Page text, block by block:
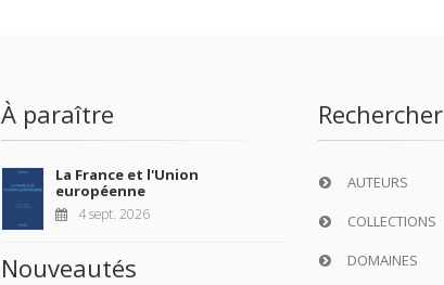
À paraître
La France et l'Union
européenne
4 sept. 2026
Nouveautés
Rechercher
AUTEURS
COLLECTIONS
DOMAINES